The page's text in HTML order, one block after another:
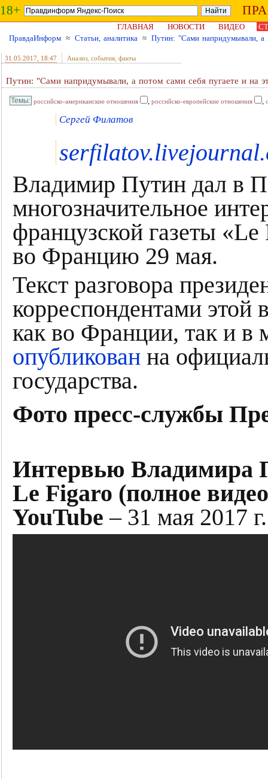
18+
ГЛАВНАЯ НОВОСТИ ВИДЕО
ПравдаИнформ ≈ Статьи, аналитика ≈ Путин: "Сами напридумывали, а
31.05.2017 , 18:47 Анализ, события, факты
Путин: "Сами напридумывали, а потом сами себя пугаете и на
российско-американские отношения , российско-европейские отношения ,
Сергей Филатов
Владимир Путин дал в
многозначительное
французской газеты «Le
во Францию 29 мая.
Текст разговора
корреспондентами
как во Франции, так и в
опубликован на
государства.
Фото пресс-службы
Интервью Владимира
Le Figaro (полное
YouTube – 31 мая 2017 г.